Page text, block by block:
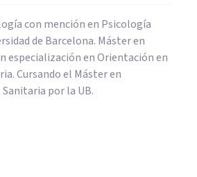
con mención en Psicología
de Barcelona. Máster en
especialización en Orientación en
Cursando el Máster en
por la UB.